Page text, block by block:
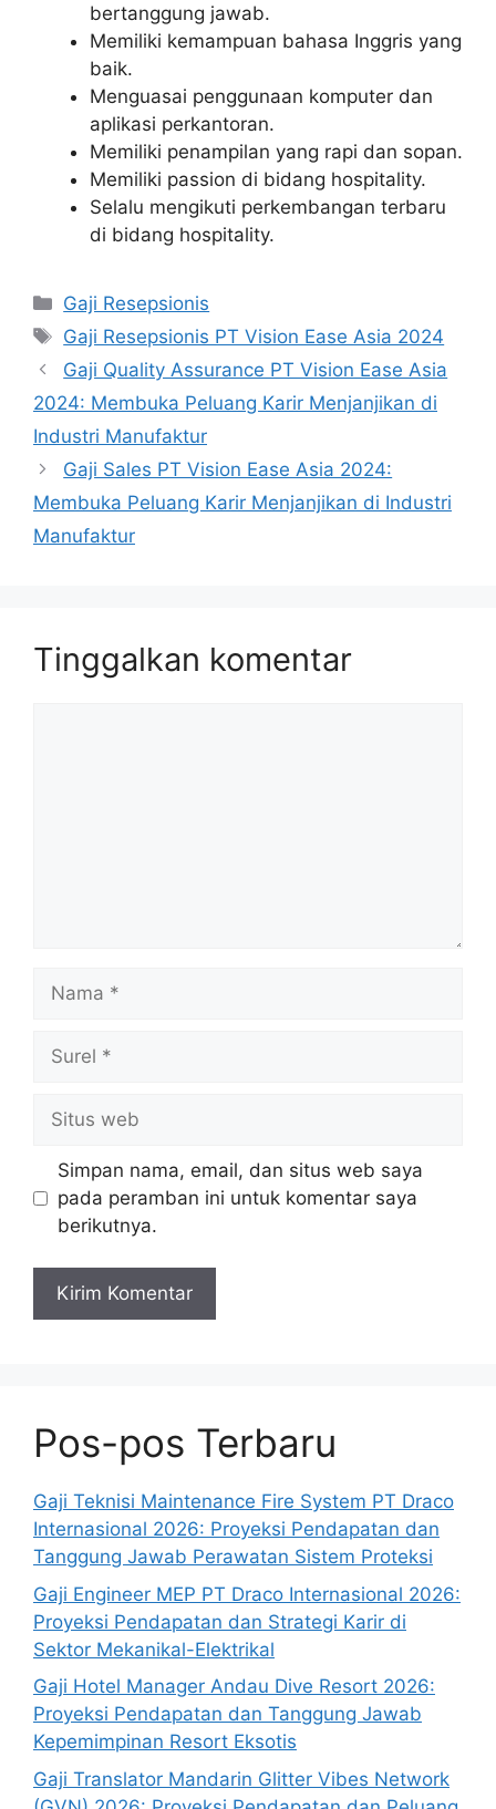
bertanggung jawab.
Memiliki kemampuan bahasa Inggris yang
baik.
Menguasai penggunaan komputer dan
aplikasi perkantoran.
Memiliki penampilan yang rapi dan sopan.
Memiliki passion di bidang hospitality.
Selalu mengikuti perkembangan terbaru
di bidang hospitality.
Kategori
Gaji Resepsionis
Tag
Gaji Resepsionis PT Vision Ease Asia 2024
Gaji Quality Assurance PT Vision Ease Asia
2024: Membuka Peluang Karir Menjanjikan di
Industri Manufaktur
Gaji Sales PT Vision Ease Asia 2024:
Membuka Peluang Karir Menjanjikan di Industri
Manufaktur
Tinggalkan komentar
web
Simpan nama, email, dan situs web saya
pada peramban ini untuk komentar saya
berikutnya.
Pos-pos Terbaru
Gaji Teknisi Maintenance Fire System PT Draco
Internasional 2026: Proyeksi Pendapatan dan
Tanggung Jawab Perawatan Sistem Proteksi
Gaji Engineer MEP PT Draco Internasional 2026:
Proyeksi Pendapatan dan Strategi Karir di
Sektor Mekanikal-Elektrikal
Gaji Hotel Manager Andau Dive Resort 2026:
Proyeksi Pendapatan dan Tanggung Jawab
Kepemimpinan Resort Eksotis
Gaji Translator Mandarin Glitter Vibes Network